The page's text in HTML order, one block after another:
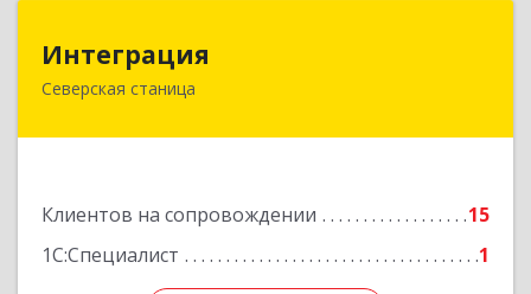
Интеграция
Северская станица
Клиентов на сопровождении
15
1С:Специалист
1
353240, Краснодарский край, Северская ст-ца,